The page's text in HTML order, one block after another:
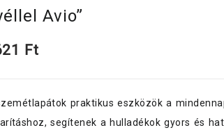
Avio”
Ft
praktikus eszközök a
segítenek a hulladékok gyors és